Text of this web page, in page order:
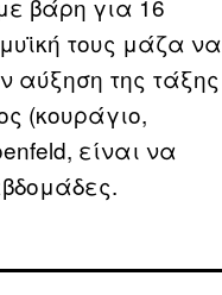
βάρη για 16
τους μάζα να
αύξηση της τάξης
(κουράγιο,
είναι να